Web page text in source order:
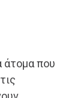
άτομα που